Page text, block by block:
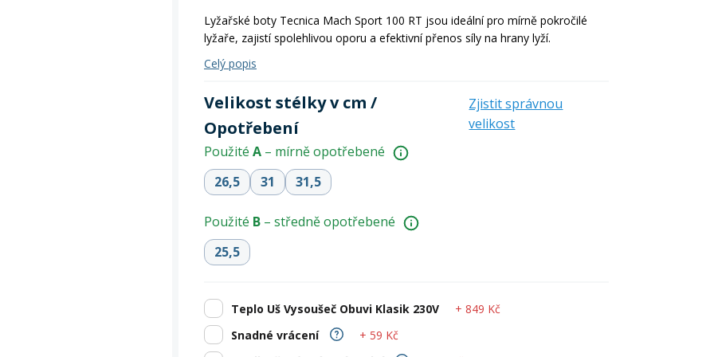
Oblečení Boty
Frisbee a jiné Kolečkové, inline bruslení
Zobrazit vše
Sluneční brýle Potápění
Zobrazit vše
Doplňky
Lyžařské boty Tecnica Mach Sport 100 RT jsou ideální pro mírně pokročilé
lyžaře, zajistí spolehlivou oporu a efektivní přenos síly na hrany lyží.
Celý popis
Velikost stélky v cm /
Opotřebení
Zjistit správnou
velikost
Použité A – mírně opotřebené
26,5
31 31,5
Použité B – středně opotřebené
25,5
Teplo Uš Vysoušeč Obuvi Klasik 230V
+ 849 Kč
Snadné vrácení
+ 59 Kč